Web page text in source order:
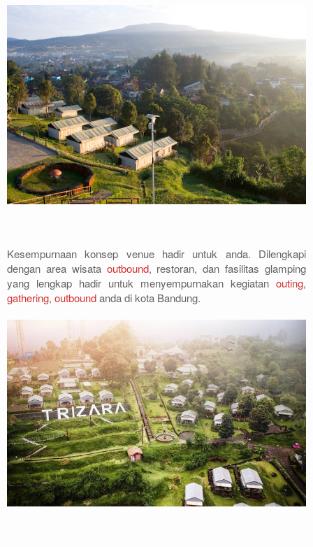
Kesempurnaan konsep venue hadir untuk anda. Dilengkapi
dengan area wisata outbound, restoran, dan fasilitas glamping
yang lengkap hadir untuk menyempurnakan kegiatan outing,
gathering, outboundanda di kota Bandung.